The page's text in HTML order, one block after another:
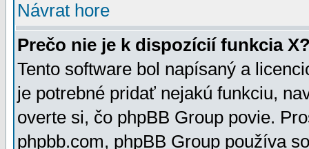
Návrat hore
Prečo nie je k dispozícií funkcia
Tento software bol napísaný a
je potrebné pridať nejakú funkciu,
overte si, čo phpBB Group povie.
phpbb.com, phpBB Group používa